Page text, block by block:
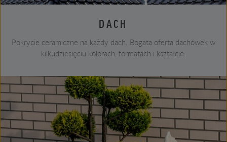
DACH
Pokrycie ceramiczne na każdy dach. Bogata oferta dachówek w
kilkudziesięciu kolorach, formatach i kształcie.